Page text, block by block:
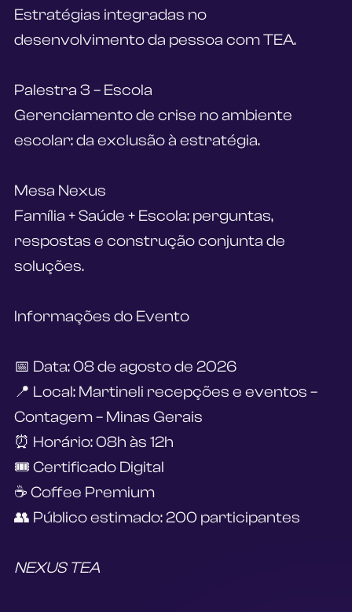
Estratégias integradas no
desenvolvimento da pessoa com TEA.
Palestra 3 – Escola
Gerenciamento de crise no ambiente
escolar: da exclusão à estratégia.
Mesa Nexus
Família + Saúde + Escola: perguntas,
respostas e construção conjunta de
soluções.
Informações do Evento
📅 Data: 08 de agosto de 2026
📍 Local: Martineli recepções e eventos –
Contagem – Minas Gerais
⏰ Horário: 08h às 12h
🎟 Certificado Digital
☕ Coffee Premium
👥 Público estimado: 200 participantes
NEXUS TEA